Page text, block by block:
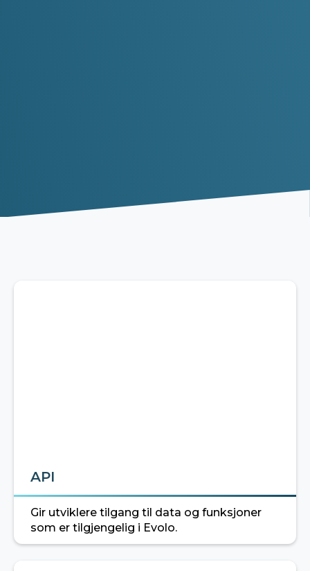
API
Gir utviklere tilgang til data og funksjoner
som er tilgjengelig i Evolo.